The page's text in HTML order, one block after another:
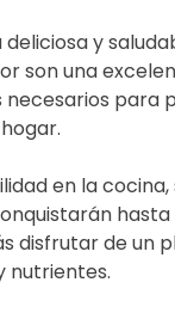
y
son una
para
en la
disfrutar de un
nutrientes.